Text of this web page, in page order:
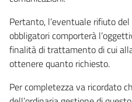
Pertanto, l’eventuale rifiuto
obbligatori comporterà
finalità di trattamento di cui
ottenere quanto richiesto.
Per completezza va ricordato